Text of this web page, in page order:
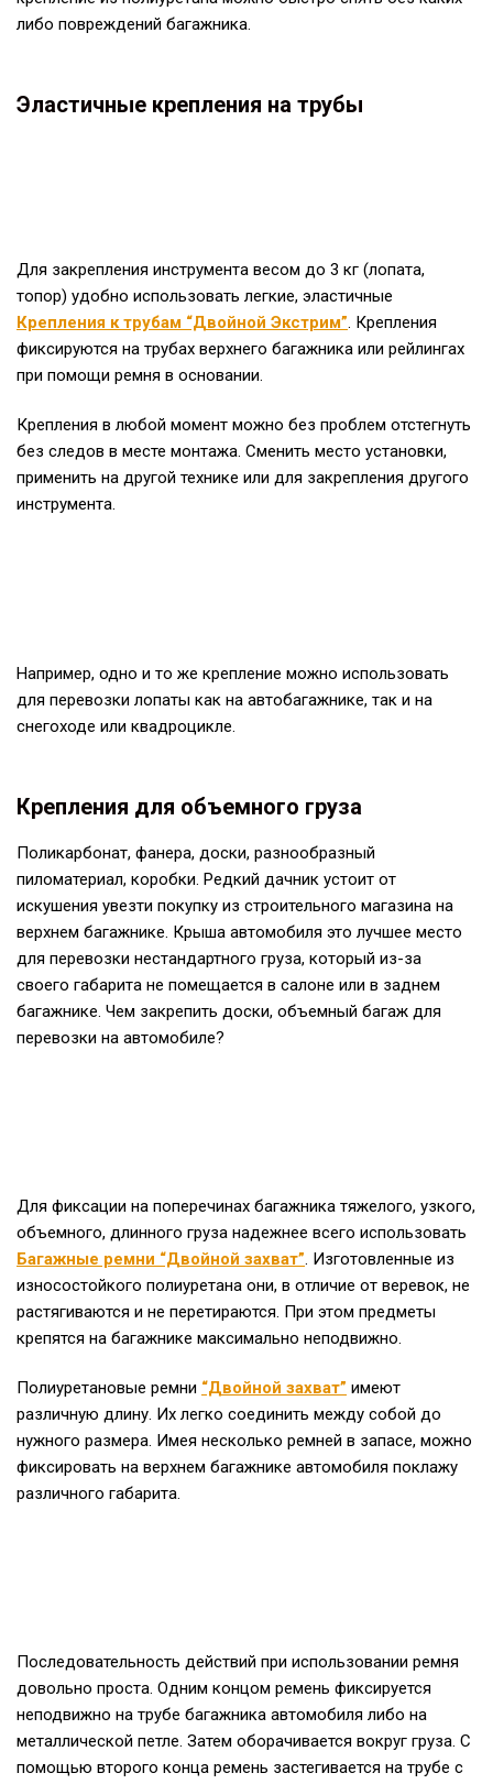
либо повреждений багажника.
Эластичные крепления на трубы
Для закрепления инструмента весом до 3 кг (лопата,
топор) удобно использовать легкие, эластичные
Крепления к трубам “Двойной Экстрим”. Крепления
фиксируются на трубах верхнего багажника или рейлингах
при помощи ремня в основании.
Крепления в любой момент можно без проблем отстегнуть
без следов в месте монтажа. Сменить место установки,
применить на другой технике или для закрепления другого
инструмента.
Например, одно и то же крепление можно использовать
для перевозки лопаты как на автобагажнике, так и на
снегоходе или квадроцикле.
Крепления для объемного груза
Поликарбонат, фанера, доски, разнообразный
пиломатериал, коробки. Редкий дачник устоит от
искушения увезти покупку из строительного магазина на
верхнем багажнике. Крыша автомобиля это лучшее место
для перевозки нестандартного груза, который из-за
своего габарита не помещается в салоне или в заднем
багажнике. Чем закрепить доски, объемный багаж для
перевозки на автомобиле?
Для фиксации на поперечинах багажника тяжелого, узкого,
объемного, длинного груза надежнее всего использовать
Багажные ремни “Двойной захват”. Изготовленные из
износостойкого полиуретана они, в отличие от веревок, не
растягиваются и не перетираются. При этом предметы
крепятся на багажнике максимально неподвижно.
Полиуретановые ремни “Двойной захват” имеют
различную длину. Их легко соединить между собой до
нужного размера. Имея несколько ремней в запасе, можно
фиксировать на верхнем багажнике автомобиля поклажу
различного габарита.
Последовательность действий при использовании ремня
довольно проста. Одним концом ремень фиксируется
неподвижно на трубе багажника автомобиля либо на
металлической петле. Затем оборачивается вокруг груза. С
помощью второго конца ремень застегивается на трубе с